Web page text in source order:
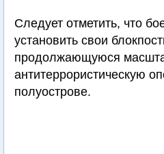
Следует отметить, что
установить свои
продолжающуюся
антитеррористическую
полуострове.